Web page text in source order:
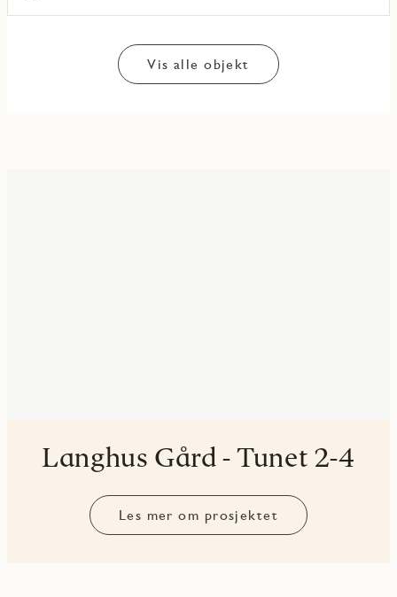
Vis alle objekt
Langhus Gård - Tunet 2-4
Les mer om prosjektet